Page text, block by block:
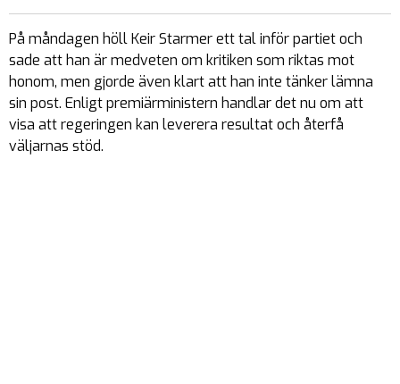
På måndagen höll Keir Starmer ett tal inför partiet och
sade att han är medveten om kritiken som riktas mot
honom, men gjorde även klart att han inte tänker lämna
sin post. Enligt premiärministern handlar det nu om att
visa att regeringen kan leverera resultat och återfå
väljarnas stöd.